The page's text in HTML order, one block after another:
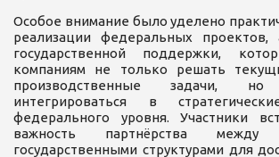
Особое внимание было уделено
реализации федеральных
государственной поддержки,
компаниям не только решать
производственные задачи,
интегрироваться в
федерального уровня. Участники
важность партнёрства
государственными структурами для